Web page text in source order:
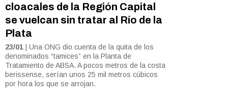
cloacales de la Región Capital
se vuelcan sin tratar al Río de la
Plata
23/01 | Una ONG dio cuenta de la quita de los
denominados “tamices” en la Planta de
Tratamiento de ABSA. A pocos metros de la costa
berissense, serían unos 25 mil metros cúbicos
por hora los que se arrojan.